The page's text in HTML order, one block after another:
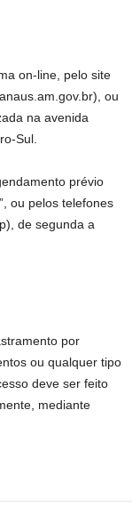
on-line, pelo site
ou
na avenida
Sul.
prévio
ou pelos telefones
de segunda a
por
ou qualquer tipo
deve ser feito
mediante